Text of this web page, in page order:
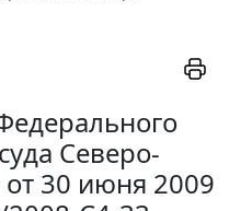
Северо-
от 30 июня 2009